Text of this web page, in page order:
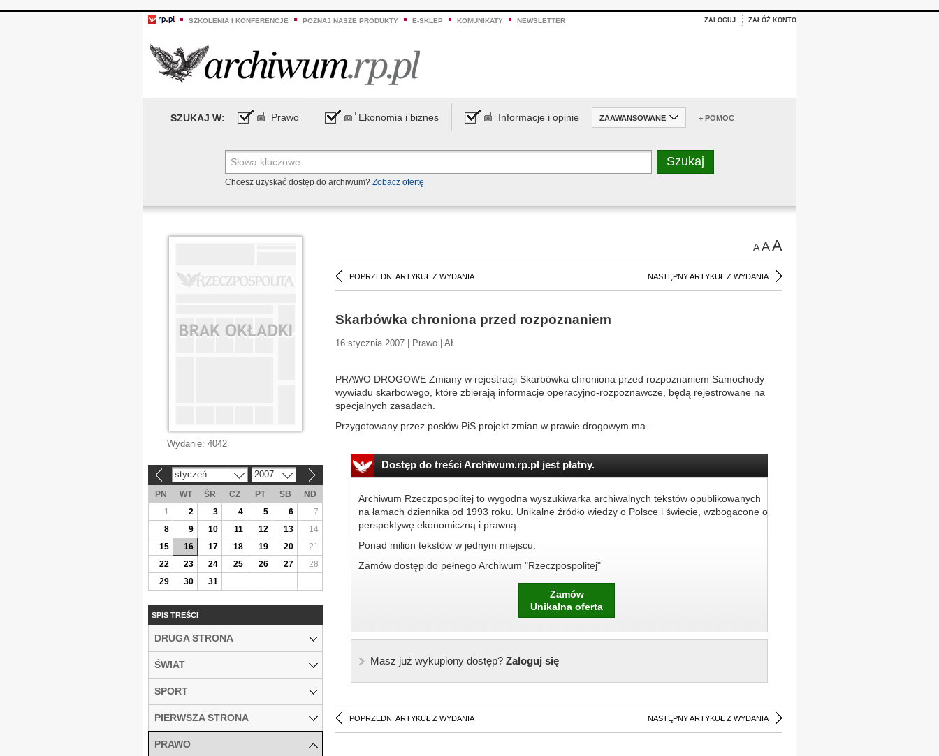
SZKOLENIA I KONFERENCJE POZNAJ NASZE PRODUKTY E-SKLEP KOMUNIKATY NEWSLETTER ZALOGUJ ZAŁÓŻ KONTO
SZUKAJ W: Prawo Ekonomia i biznes Informacje i opinie ZAAWANSOWANE + POMOC
Chcesz uzyskać dostęp do archiwum? Zobacz ofertę
AAA
POPRZEDNI ARTYKUŁ Z WYDANIA NASTĘPNY ARTYKUŁ Z WYDANIA
Skarbówka chroniona przed rozpoznaniem
16 stycznia 2007 | Prawo | AŁ
PRAWO DROGOWE Zmiany w rejestracji Skarbówka chroniona przed rozpoznaniem Samochody
wywiadu skarbowego, które zbierają informacje operacyjno-rozpoznawcze, będą rejestrowane na
specjalnych zasadach.
Przygotowany przez posłów PiS projekt zmian w prawie drogowym ma...
Dostęp do treści Archiwum.rp.pl jest płatny.
Archiwum Rzeczpospolitej to wygodna wyszukiwarka archiwalnych tekstów opublikowanych
na łamach dziennika od 1993 roku. Unikalne źródło wiedzy o Polsce i świecie, wzbogacone o
perspektywę ekonomiczną i prawną.
Ponad milion tekstów w jednym miejscu.
Zamów dostęp do pełnego Archiwum "Rzeczpospolitej"
Zamów
Unikalna oferta
Masz już wykupiony dostęp?Zaloguj się
POPRZEDNI ARTYKUŁ Z WYDANIA NASTĘPNY ARTYKUŁ Z WYDANIA
Wydanie: 4042
styczeń 2007
PN WT ŚR CZ PT SB
ND
1
2 3 4 5 6
7
8
9 10 11 12 13
14
15
16 17 18 19 20
21
22
23 24 25 26 27
28
29
30 31
SPIS TREŚCI
DRUGA STRONA
ŚWIAT
SPORT
PIERWSZA STRONA
PRAWO